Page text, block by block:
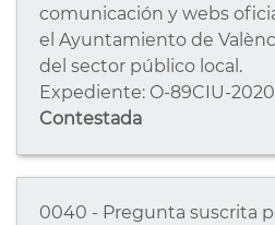
comunicación y webs
el Ayuntamiento de
del sector público local.
Expediente: O-89CIU-
Contestada
0040 - Pregunta suscrita